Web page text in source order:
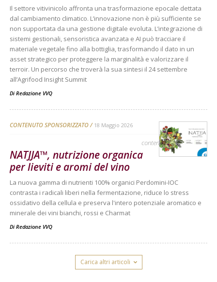
Il settore vitivinicolo affronta una trasformazione epocale dettata
dal cambiamento climatico. L’innovazione non è più sufficiente se
non supportata da una gestione digitale evoluta. L’integrazione di
sistemi gestionali, sensoristica avanzata e AI può tracciare il
materiale vegetale fino alla bottiglia, trasformando il dato in un
asset strategico per proteggere la marginalità e valorizzare il
terroir. Un percorso che troverà la sua sintesi il 24 settembre
all’Agrifood Insight Summit
Di Redazione VVQ
CONTENUTO SPONSORIZZATO 18 Maggio 2026
contenuto sponsorizzato
NATJJA™, nutrizione organica
per lieviti e aromi del vino
La nuova gamma di nutrienti 100% organici Perdomini-IOC
contrasta i radicali liberi nella fermentazione, riduce lo stress
ossidativo della cellula e preserva l'intero potenziale aromatico e
minerale dei vini bianchi, rossi e Charmat
Di Redazione VVQ
Carica altri articoli